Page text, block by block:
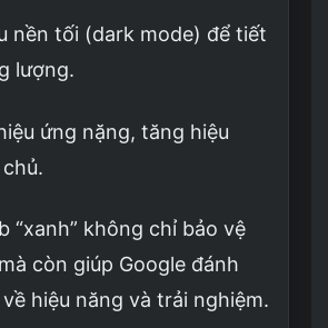
nền tối (dark mode) để tiết
lượng.
ứng nặng, tăng hiệu
“xanh” không chỉ bảo vệ
còn giúp Google đánh
hiệu năng và trải nghiệm.